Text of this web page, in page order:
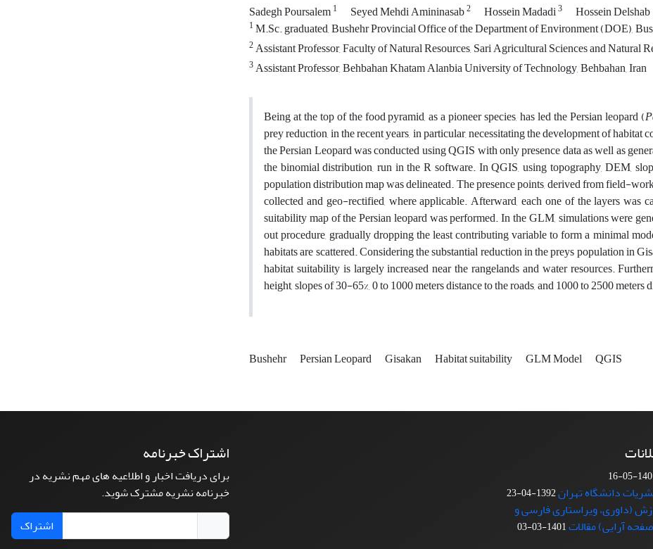
Sadegh Poursalem1 Seyed Mehdi Amininasab2 Hossein Madadi3 Hossein Delshab
1M.Sc. graduated, Bushehr Provincial Office of the Department of Environment (DOE),
2Assistant Professor, Faculty of Natural Resources, Sari Agricultural Sciences and Natural
3Assistant Professor, Behbahan Khatam Alanbia University of Technology, Behbahan, Iran
Being at the top of the food pyramid, as a pioneer species, has led the Persian leopard (
prey reduction, in the recent years, in particular, necessitating the development of
the Persian Leopard was conducted using QGIS with only presence data as well as
the binomial distribution, run in the R software. In QGIS, using topography, DEM,
population distribution map was delineated. The presence points, derived from field-
collected and geo-rectified, where applicable. Afterward, each one of the layers was
suitability map of the Persian leopard was performed. In the GLM, simulations were
out procedure, gradually dropping the least contributing variable to form a minimal
habitats are scattered. Considering the substantial reduction in the preys population in
habitat suitability is largely increased near the rangelands and water resources.
height, slopes of 30-65%, 0 to 1000 meters distance to the roads, and 1000 to 2500
Bushehr Persian Leopard Gisakan Habitat suitability GLM Model
QGIS
1401-
1392-04-23
(داوری، ویراستاری فارسی و
آرایی) مقالات1401-03-03
اشتراک خبرنامه
برای دریافت اخبار و اطلاعیه های مهم نشریه در
خبرنامه نشریه مشترک شوید.
اشتراک